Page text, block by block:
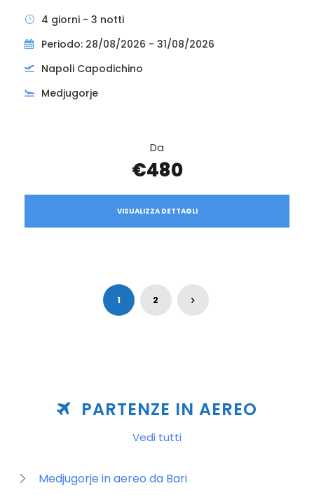
4 giorni - 3 notti
Periodo: 28/08/2026 - 31/08/2026
Napoli Capodichino
Medjugorje
Da
€480
VISUALIZZA DETTAGLI
1 2
PARTENZE IN AEREO
Vedi tutti
Medjugorje in aereo da Bari